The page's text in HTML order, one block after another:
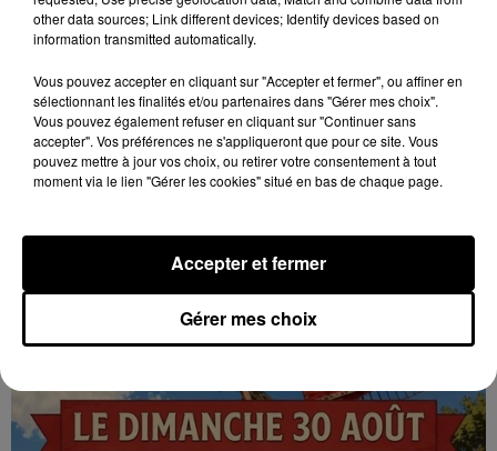
7 août 2026
GOMMERVILLE - RANDONNÉE PÉDESTRE
Dimanche 13 septembre à 8h30 à Gommerville :
Inscription obligatoire.
other data sources; Link different devices; Identify devices based on
information transmitted automatically.
Vous pouvez accepter en cliquant sur "Accepter et fermer", ou affiner en
sélectionnant les finalités et/ou partenaires dans "Gérer mes choix".
Vous pouvez également refuser en cliquant sur "Continuer sans
accepter". Vos préférences ne s'appliqueront que pour ce site. Vous
pouvez mettre à jour vos choix, ou retirer votre consentement à tout
moment via le lien "Gérer les cookies" situé en bas de chaque page.
Gérer mes choix
Accepter et fermer